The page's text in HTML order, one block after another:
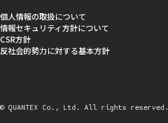
個人情報の取扱について
情報セキュリティ方針について
CSR方針
反社会的勢力に対する基本方針
© QUANTEX Co., Ltd. All rights reserved.